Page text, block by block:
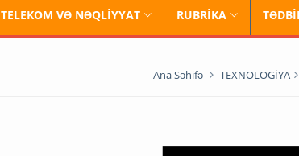
TELEKOM VƏ NƏQLİYYAT RUBRİKA
Ana Səhifə TEXNOLOGİYA